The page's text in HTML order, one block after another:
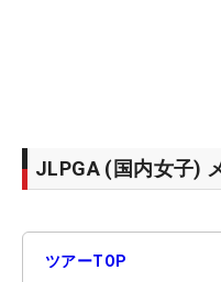
JLPGA (国内女子)
ツアーTOP